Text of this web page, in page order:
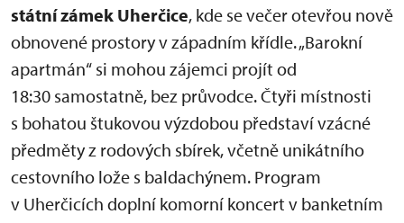
státní zámek Uherčice, kde se večer otevřou nově
obnovené prostory v západním křídle. „Barokní
apartmán“ si mohou zájemci projít od
18:30 samostatně, bez průvodce. Čtyři místnosti
s bohatou štukovou výzdobou představí vzácné
předměty z rodových sbírek, včetně unikátního
cestovního lože s baldachýnem. Program
v Uherčicích doplní komorní koncert v banketním